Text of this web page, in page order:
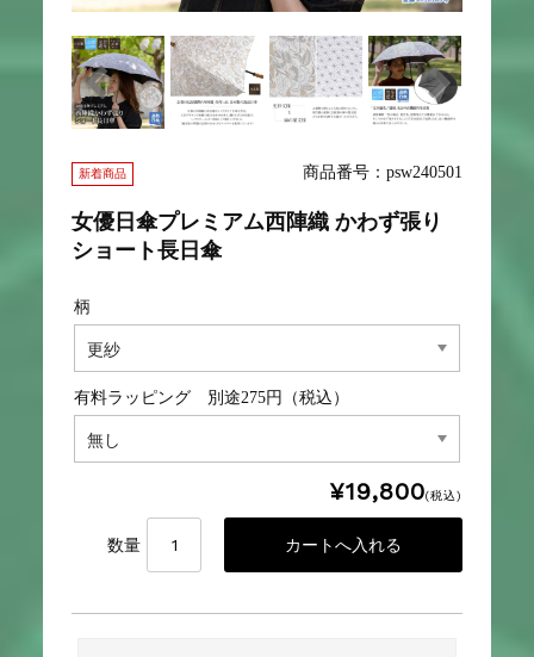
新着商品 商品番号：psw240501
女優日傘プレミアム西陣織 かわず張り
ショート長日傘
柄
有料ラッピング 別途275円（税込）
¥19,800(税込)
数量